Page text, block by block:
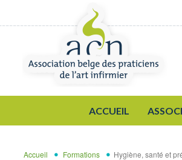
ACCUEIL
Accueil Formations Hygiène, santé et